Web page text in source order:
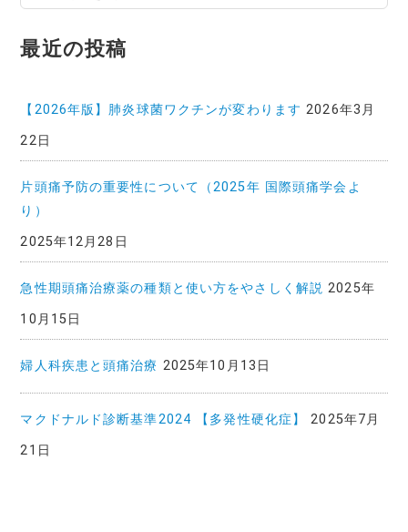
記
事
覧
最近の投稿
【2026年版】肺炎球菌ワクチンが変わります 2026年3月
22日
片頭痛予防の重要性について（2025年 国際頭痛学会よ
り）
2025年12月28日
急性期頭痛治療薬の種類と使い方をやさしく解説 2025年
10月15日
婦人科疾患と頭痛治療 2025年10月13日
マクドナルド診断基準2024 【多発性硬化症】
2025年7月
21日